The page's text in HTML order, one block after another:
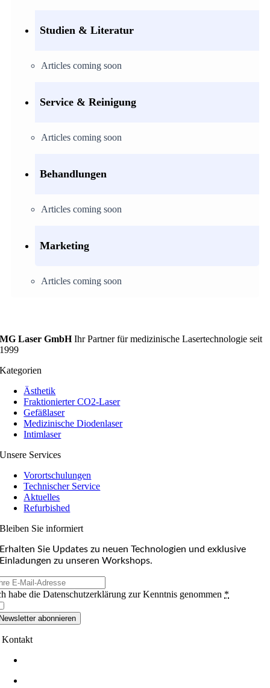
Studien & Literatur
Articles coming soon
Service & Reinigung
Articles coming soon
Behandlungen
Articles coming soon
Marketing
Articles coming soon
MG Laser GmbHIhr Partner für medizinische Lasertechnologie seit
1999
Kategorien
Ästhetik
Fraktionierter CO2-Laser
Gefäßlaser
Medizinische Diodenlaser
Intimlaser
Unsere Services
Vorortschulungen
Technischer Service
Aktuelles
Refurbished
Bleiben Sie informiert
Erhalten Sie Updates zu neuen Technologien und exklusive
Einladungen zu unseren Workshops.
habe die Datenschutzerklärung zur Kenntnis genommen *
abonnieren
Kontakt